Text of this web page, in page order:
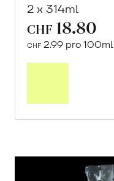
2 x 314ml
CHF 18.80
CHF 2.99 pro 100ml